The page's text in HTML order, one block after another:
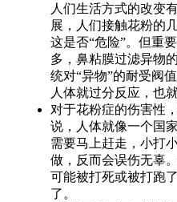
人们生活方式的改变
展，人们接触花粉的
这是否“危险”。但重
多， 鼻粘膜过滤异物
统对“异物”的耐受阀
人体就过分反应，也
对于花粉症的伤害性
说，人体就像一个国
需要马上赶走，小打
做，反而会误伤无辜
可能被打死或被打跑
了。